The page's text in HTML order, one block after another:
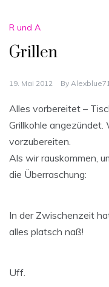
R und A
Grillen
19. Mai 2012 By
Alles vorbereitet –
Grillkohle angezündet.
vorzubereiten.
Als wir rauskommen,
die Überraschung:
In der Zwischenzeit
alles platsch naß!
Uff.